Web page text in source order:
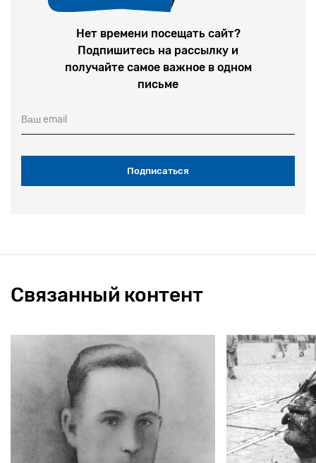
Нет времени посещать сайт?
Подпишитесь на рассылку и
получайте самое важное в одном
письме
Ваш email
Связанный контент